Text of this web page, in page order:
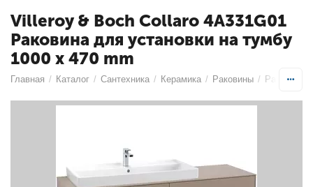
Villeroy & Boch Collaro 4A331G01
Pаковина для установки на тумбу
1000 x 470 mm
Главная / Каталог / Сантехника / Керамика / Раковины / Раковины